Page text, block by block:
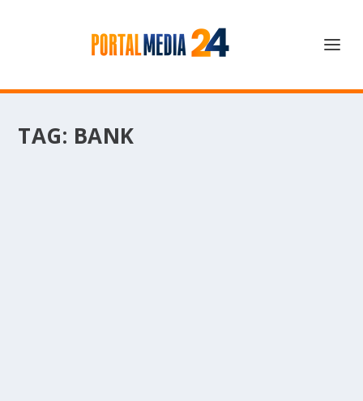
TAG: BANK